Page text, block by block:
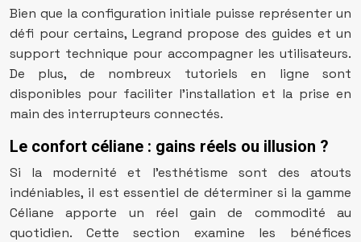
Bien que la configuration initiale puisse représenter un
défi pour certains, Legrand propose des guides et un
support technique pour accompagner les utilisateurs.
De plus, de nombreux tutoriels en ligne sont
disponibles pour faciliter l’installation et la prise en
main des interrupteurs connectés.
Le confort céliane : gains réels ou illusion ?
Si la modernité et l’esthétisme sont des atouts
indéniables, il est essentiel de déterminer si la gamme
Céliane apporte un réel gain de commodité au
quotidien. Cette section examine les bénéfices